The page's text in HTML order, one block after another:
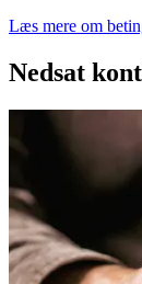
Læs mere om
Nedsat